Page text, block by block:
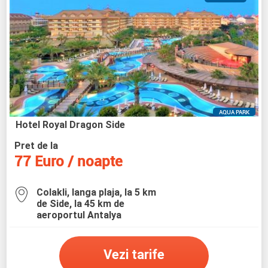
AQUA PARK
Hotel Royal Dragon Side
Pret de la
77 Euro / noapte
Colakli, langa plaja, la 5 km
de Side, la 45 km de
aeroportul Antalya
Vezi tarife